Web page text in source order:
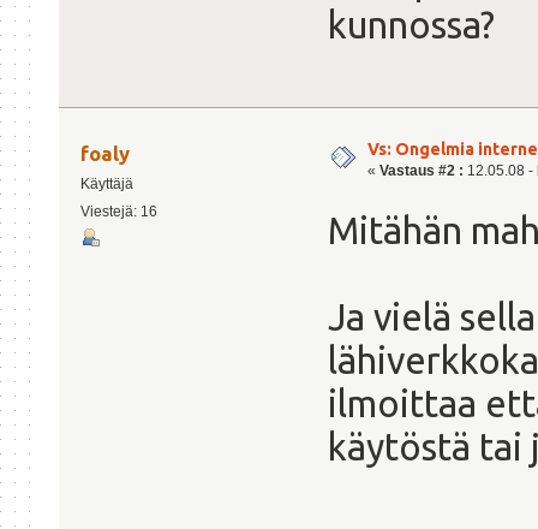
kunnossa?
foaly
Käyttäjä
Viestejä: 16
Vs: Ongelmia
« Vastaus #2 : 12.05.08 -
Mitähän
Ja vielä
ilmoittaa
käytöstä